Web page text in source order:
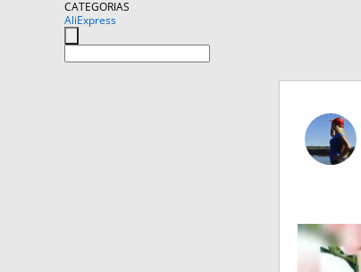
CATEGORIAS
AliExpress